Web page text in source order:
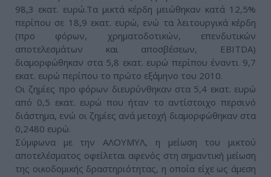
98,3 εκατ. ευρώ.Τα μικτά κέρδη μειώθηκαν κατά 12,5%
περίπου σε 18,9 εκατ. ευρώ, ενώ τα λειτουργικά κέρδη
(προ φόρων, χρηματοδοτικών, επενδυτικών
αποτελεσμάτων και αποσβέσεων, EBITDA)
διαμορφώθηκαν στα 5,8 εκατ. ευρώ περίπου έναντι 9,7
εκατ. ευρώ περίπου το πρώτο εξάμηνο του 2010.
Οι ζημίες προ φόρων διευρύνθηκαν στα 5,4 εκατ. ευρώ
από 0,5 εκατ. ευρώ που ήταν το αντίστοιχο περσινό
διάστημα, ενώ οι ζημίες ανά μετοχή διαμορφώθηκαν στα
0,2480 ευρώ.
Σύμφωνα με την ΑΛΟΥΜΥΛ, η μείωση του μικτού
αποτελέσματος οφείλεται αφενός στη σημαντική μείωση
της οικοδομικής δραστηριότητας, η οποία είχε ως άμεση